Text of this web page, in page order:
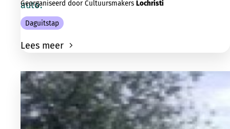
auto.
Georganiseerd door Cultuursmakers Lochristi
Daguitstap
Lees meer